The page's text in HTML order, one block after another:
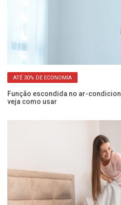
ATÉ 30% DE ECONOMIA
Função escondida no ar-
veja como usar